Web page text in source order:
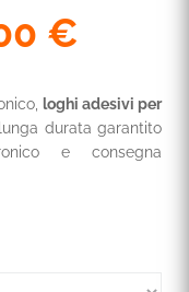
€
loghi adesivi per
durata garantito
e consegna